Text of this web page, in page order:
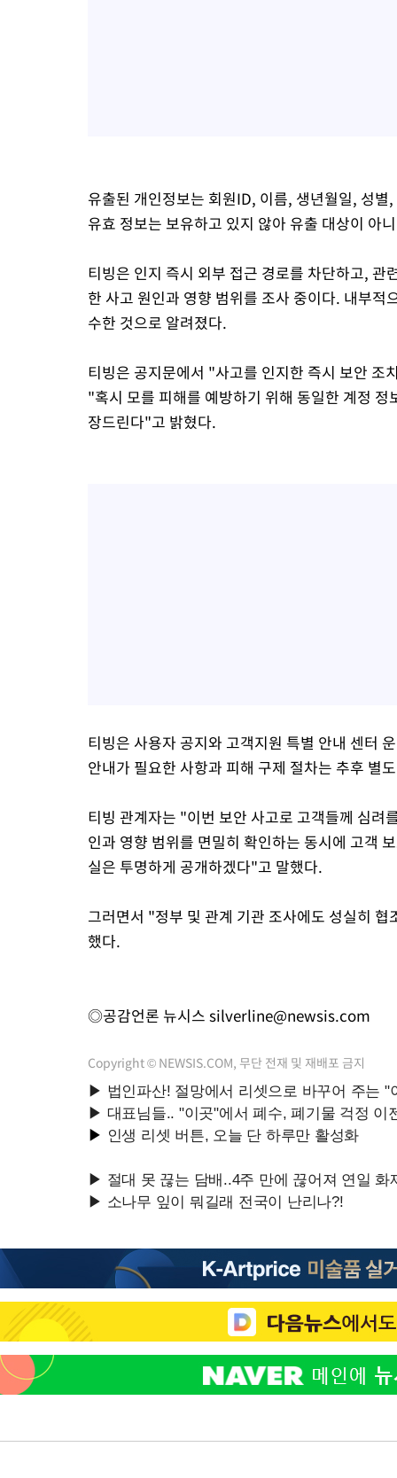
유출된 개인정보는 회원ID, 이름, 생년월일, 성
유효 정보는 보유하고 있지 않아 유출 대상이 아
티빙은 인지 즉시 외부 접근 경로를 차단하고,
한 사고 원인과 영향 범위를 조사 중이다. 내부
수한 것으로 알려졌다.
티빙은 공지문에서 "사고를 인지한 즉시 보안
"혹시 모를 피해를 예방하기 위해 동일한 계정
장드린다"고 밝혔다.
티빙은 사용자 공지와 고객지원 특별 안내 센터
안내가 필요한 사항과 피해 구제 절차는 추후 별
티빙 관계자는 "이번 보안 사고로 고객들께 심
인과 영향 범위를 면밀히 확인하는 동시에 고객
실은 투명하게 공개하겠다"고 말했다.
그러면서 "정부 및 관계 기관 조사에도 성실히
했다.
◎공감언론 뉴시스 silverline@newsis.com
Copyright © NEWSIS.COM, 무단 전재 및 재배포 금지